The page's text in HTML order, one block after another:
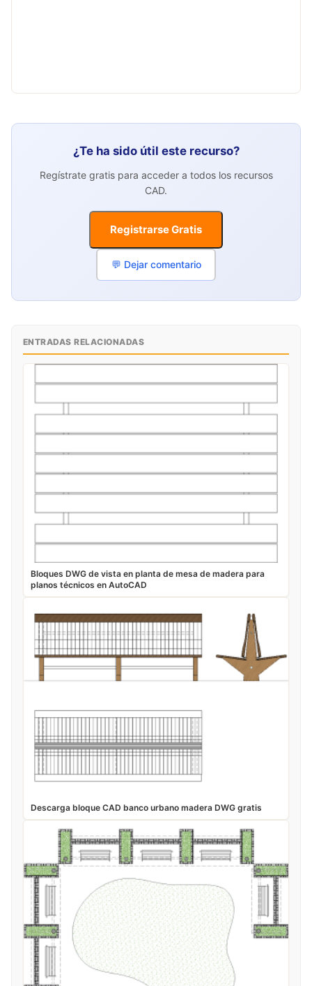
¿Te ha sido útil este recurso?
Regístrate gratis para acceder a todos los recursos
CAD.
Registrarse Gratis
💬 Dejar comentario
ENTRADAS RELACIONADAS
Bloques DWG de vista en planta de mesa de madera para
planos técnicos en AutoCAD
Descarga bloque CAD banco urbano madera DWG gratis